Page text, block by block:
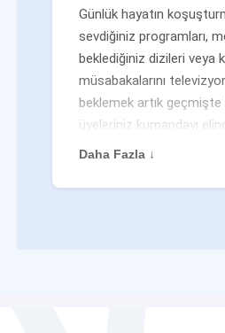
Günlük hayatın
sevdiğiniz programları,
beklediğiniz dizileri veya
müsabakalarını
beklemek artık geçmişte
üyeleriniz kumandayı
veya siz evden
değilsiniz. Geleneksel
Daha Fazla ↓